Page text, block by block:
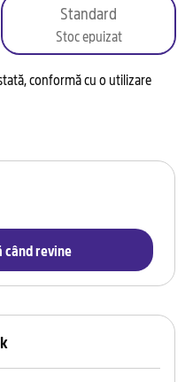
revine
Standard
Stoc epuizat
conformă cu o utilizare